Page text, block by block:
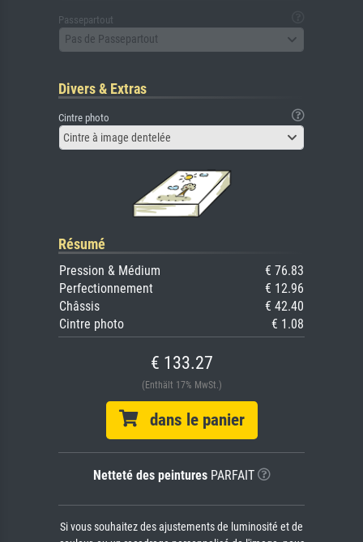
Passepartout
Pas de Passepartout
Divers & Extras
Cintre photo
Cintre à image dentelée
Résumé
Pression & Médium
€ 76.83
Perfectionnement
€ 12.96
Châssis
€ 42.40
Cintre photo
€ 1.08
€ 133.27
(Enthält 17% MwSt.)
dans le panier
Netteté des peinturesPARFAIT
Si vous souhaitez des ajustements de luminosité et de